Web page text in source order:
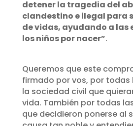
detener la tragedia del
clandestino e ilegal para
de vidas, ayudando a las
los niños por nacer”.
Queremos que este
firmado por vos, por todas
la sociedad civil que
vida. También por todas
que decidieron ponerse al